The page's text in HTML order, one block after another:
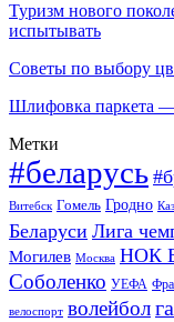
Туризм нового
испытывать
Советы по выбору
Шлифовка паркета —
Метки
#беларусь
Витебск Гомель Гродно
Беларуси Лига
Могилев Москва НОК
Соболенко УЕФА
велоспорт волейбол